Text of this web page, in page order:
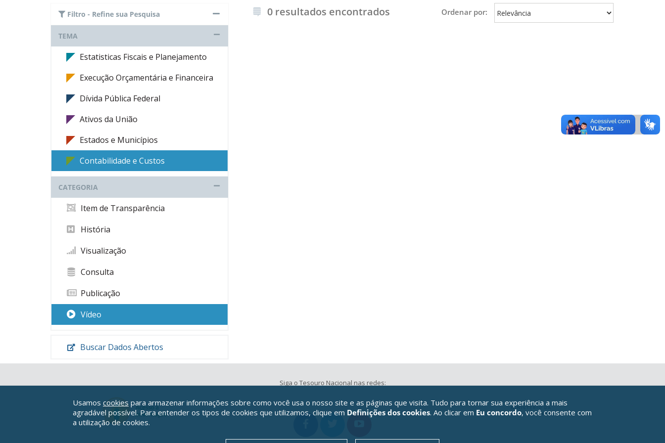
Filtro - Refine sua Pesquisa
TEMA
Estatisticas Fiscais e Planejamento
Execução Orçamentária e Financeira
Dívida Pública Federal
Ativos da União
Estados e Municípios
Contabilidade e Custos
CATEGORIA
Item de Transparência
História
Visualização
Consulta
Publicação
Vídeo
Buscar Dados Abertos
0 resultados encontrados Ordenar por:
Siga o Tesouro Nacional nas redes:
Usamos cookies para armazenar informações sobre como você usa o nosso site e as páginas que visita. Tudo para tornar sua experiência a mais
agradável possível. Para entender os tipos de cookies que utilizamos, clique em Definições dos cookies. Ao clicar em Eu concordo, você consente com
a utilização de cookies.